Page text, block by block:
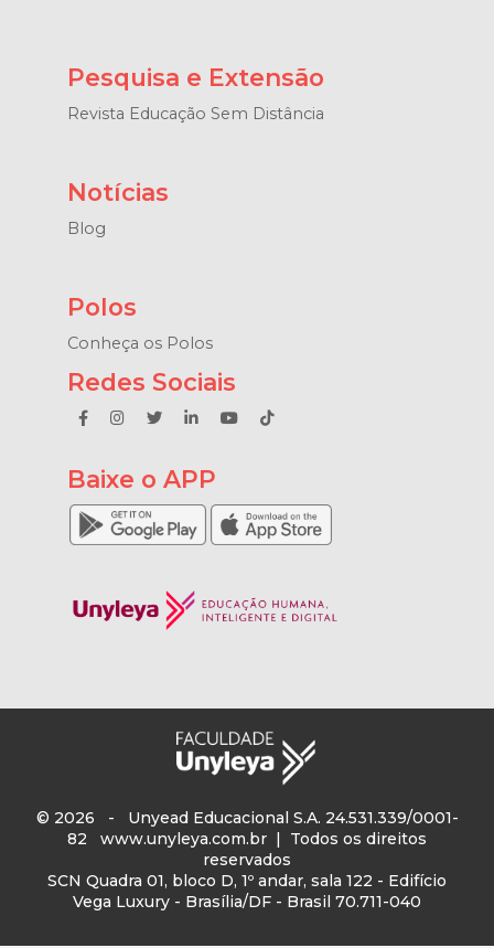
Pesquisa e Extensão
Revista Educação Sem Distância
Notícias
Blog
Polos
Conheça os Polos
Redes Sociais
Baixe o APP
© 2026 - Unyead Educacional S.A. 24.531.339/0001-
82 www.unyleya.com.br | Todos os direitos
reservados
SCN Quadra 01, bloco D, 1º andar, sala 122 - Edifício
Vega Luxury - Brasília/DF - Brasil 70.711-040